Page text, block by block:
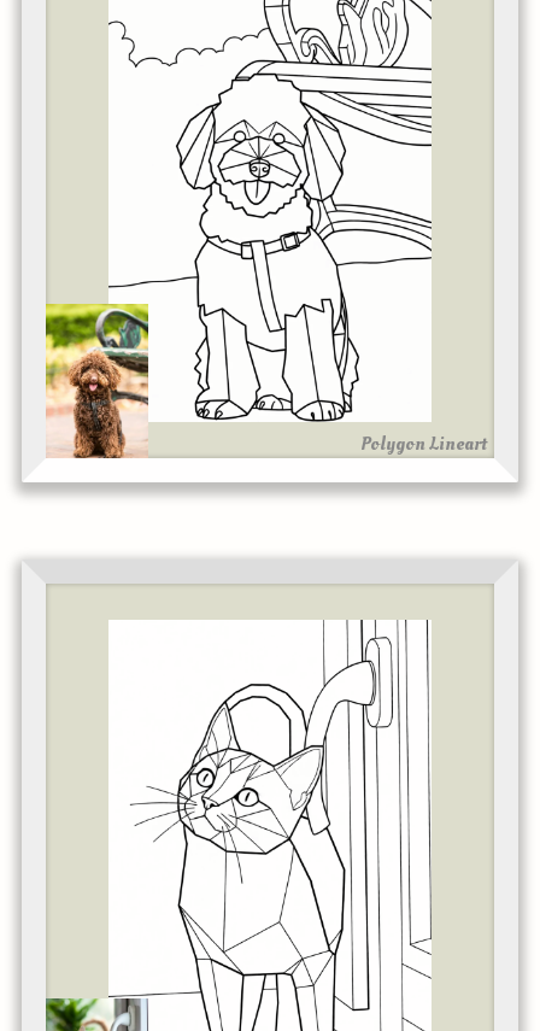
Polygon Lineart